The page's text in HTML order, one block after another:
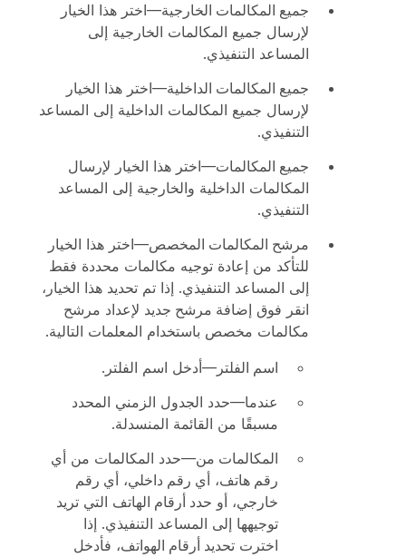
جميع المكالمات الخارجية—اختر هذا الخيار
لإرسال جميع المكالمات الخارجية إلى
المساعد التنفيذي.
جميع المكالمات الداخلية—اختر هذا الخيار
لإرسال جميع المكالمات الداخلية إلى المساعد
التنفيذي.
جميع المكالمات—اختر هذا الخيار لإرسال
المكالمات الداخلية والخارجية إلى المساعد
التنفيذي.
مرشح المكالمات المخصص—اختر هذا الخيار
للتأكد من إعادة توجيه مكالمات محددة فقط
إلى المساعد التنفيذي. إذا تم تحديد هذا الخيار،
انقر فوق إضافة مرشح جديد لإعداد مرشح
مكالمات مخصص باستخدام المعلمات التالية.
اسم الفلتر —أدخل اسم الفلتر.
عندما—حدد الجدول الزمني المحدد
مسبقًا من القائمة المنسدلة.
المكالمات من—حدد المكالمات من أي
رقم هاتف، أي رقم داخلي، أي رقم
خارجي، أو حدد أرقام الهاتف التي تريد
توجيهها إلى المساعد التنفيذي. إذا
اخترت تحديد أرقام الهواتف، فأدخل